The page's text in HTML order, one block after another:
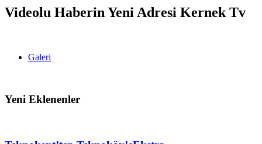
Videolu Haberin Yeni Adresi Kernek Tv
Galeri
Yeni Eklenenler